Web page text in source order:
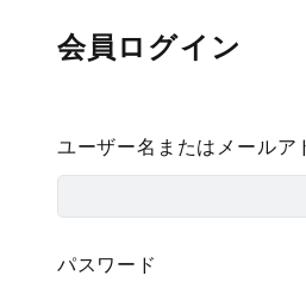
会員ログイン
ユーザー名またはメールア
パスワード